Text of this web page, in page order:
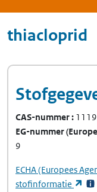
thiacloprid
CAS-nummer
EG-nummer
9
ECHA(Europees
stofinformatie